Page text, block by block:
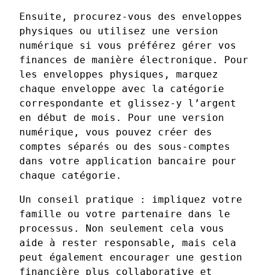
Ensuite, procurez-vous des enveloppes
physiques ou utilisez une version
numérique si vous préférez gérer vos
finances de manière électronique. Pour
les enveloppes physiques, marquez
chaque enveloppe avec la catégorie
correspondante et glissez-y l’argent
en début de mois. Pour une version
numérique, vous pouvez créer des
comptes séparés ou des sous-comptes
dans votre application bancaire pour
chaque catégorie.
Un conseil pratique : impliquez votre
famille ou votre partenaire dans le
processus. Non seulement cela vous
aide à rester responsable, mais cela
peut également encourager une gestion
financière plus collaborative et